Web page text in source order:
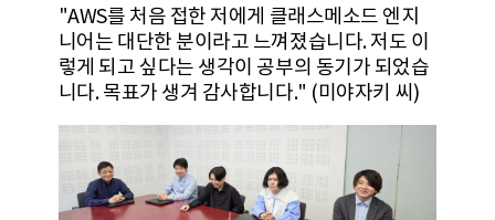
"AWS를 처음 접한 저에게 클래스메소드 엔지
니어는 대단한 분이라고 느껴졌습니다. 저도 이
렇게 되고 싶다는 생각이 공부의 동기가 되었습
니다. 목표가 생겨 감사합니다." (미야자키 씨)